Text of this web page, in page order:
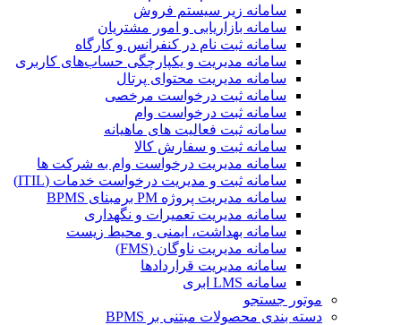
سامانه زیر سیستم فروش
سامانه بازاریابی و امور مشتریان
سامانه ثبت نام در کنفرانس و کارگاه
سامانه مدیریت و یکپارچگی حساب‌های کاربری
سامانه مدیریت محتوای پرتال
سامانه ثبت درخواست مرخصی
سامانه ثبت درخواست وام
سامانه ثبت فعالیت های ماهیانه
سامانه ثبت و سفارش کالا
سامانه مدیریت درخواست وام به شرکت ها
سامانه ثبت و مدیریت درخواست خدمات (ITIL)
سامانه مدیریت پروژه PM برمبنای BPMS
سامانه مدیریت تعمیرات و نگهداری
سامانه بهداشت، ایمنی و محیط زیست
سامانه مدیریت ناوگان (FMS)
سامانه مدیریت قراردادها
سامانه LMS ابری
موتور جستجو
دسته بندی محصولات مبتنی بر BPMS